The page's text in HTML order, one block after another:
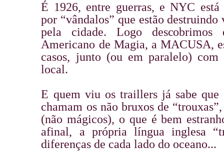
É 1926, entre guerras, e NYC está
por “vândalos” que estão destruindo
pela cidade. Logo descobrimos
Americano de Magia, a MACUSA,
casos, junto (ou em paralelo)
local.
E quem viu os traillers já sabe que
chamam os não bruxos de
(não mágicos), o que é bem
afinal, a própria língua inglesa
diferenças de cada lado do oceano...